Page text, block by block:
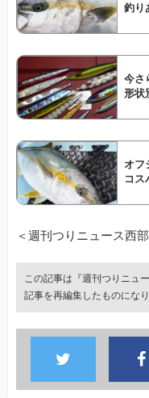
釣り
今さ
形状
オフ
コス
＜週刊つりニュース西
この記事は『週刊つりニュ
記事を再編集したものになり